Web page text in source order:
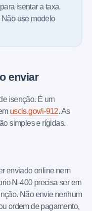
isentar a taxa.
Não use modelo
enviar
isenção. É um
uscis.gov/i-912. As
simples e rígidas.
enviado online nem
N-400 precisa ser em
Não envie nenhum
ordem de pagamento,